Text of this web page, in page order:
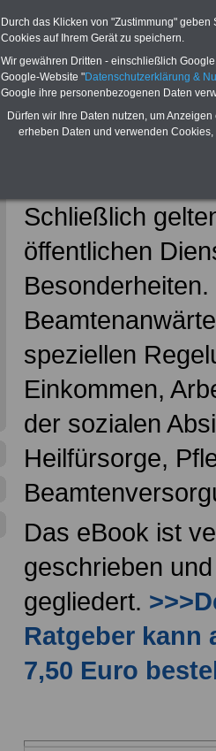
gleichermaßen
Praktikanten,
und
Schließlich
öffentlichen
speziellen
Einkommen,
der sozialen
Heilfürsorge,
Das eBook ist
geschrieben
gegliedert.
Ratgeber kann
7,50 Euro
Durch das Klicken von "Zustimmung"
Cookies auf Ihrem Gerät zu speichern.
Wir gewähren Dritten - einschließlich
Google-Website "Datenschutzerklärung &
Google ihre personenbezogenen Daten
Dürfen wir Ihre Daten nutzen, um
erheben Daten und verwenden